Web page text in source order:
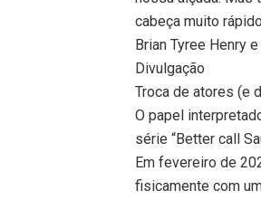
cabeça muito
Brian Tyree Henry
Divulgação
Troca de atores (e
O papel
série “Better call
Em fevereiro de
fisicamente com